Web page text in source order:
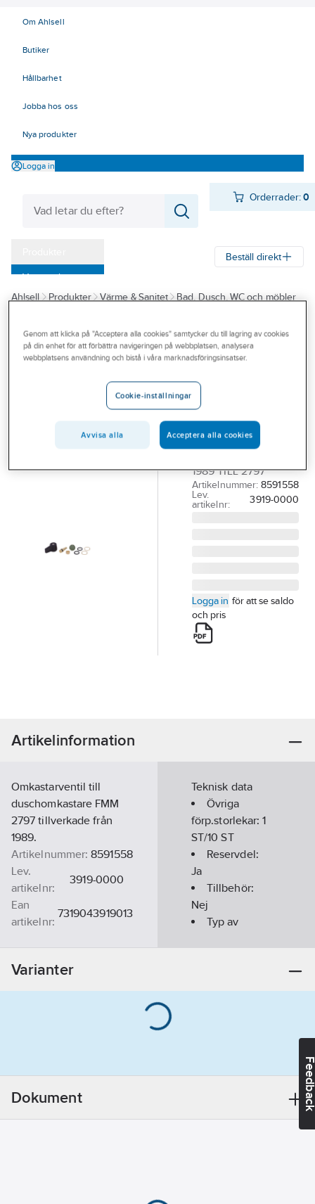
Om Ahlsell
Butiker
Hållbarhet
Jobba hos oss
Nya produkter
Logga in
Orderrader:0
Varumärken
Kampanjer
Branscher
Beställ direkt
Ahlsell Produkter Värme & Sanitet
Bad, Dusch, WC och möbler
Reservdelar blandare
Reservdelar övrigt blandare
Omkastarventil,
FMM
FMM
OMKASTARVENTIL
3919-0000 FR.O.M
1989 TILL 2797
Artikelnummer: 8591558
Lev.
artikelnr:
3919-0000
Logga in för att se saldo
och pris
Artikelinformation
Omkastarventil till
duschomkastare FMM
2797 tillverkade från
1989.
Artikelnummer: 8591558
Lev.
artikelnr:
3919-0000
Ean
artikelnr:
7319043919013
Teknisk data
Övriga
förp.storlekar:1
ST/10 ST
Reservdel:
Ja
Tillbehör:
Nej
Typ av
Innehåller
18
Ja
Varianter
Dokument
Genom att klicka på "Acceptera alla cookies" samtycker du till lagring av cookies
på din enhet för att förbättra navigeringen på webbplatsen, analysera
webbplatsens användning och bistå i våra marknadsföringsinsatser.
Cookie-inställningar
Avvisa alla Acceptera alla cookies